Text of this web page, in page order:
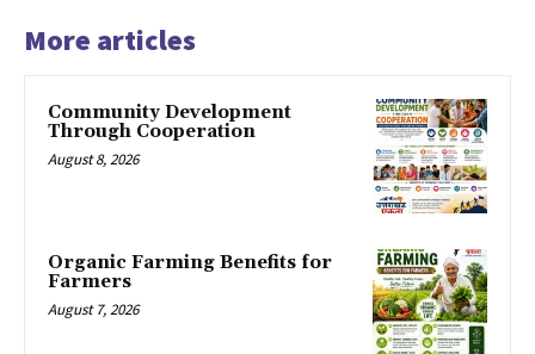
More articles
Community Development
Through Cooperation
August 8, 2026
Organic Farming Benefits for
Farmers
August 7, 2026